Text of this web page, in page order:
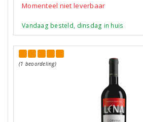
Momenteel niet leverbaar
Vandaag besteld, dinsdag in huis
(1 beoordeling)